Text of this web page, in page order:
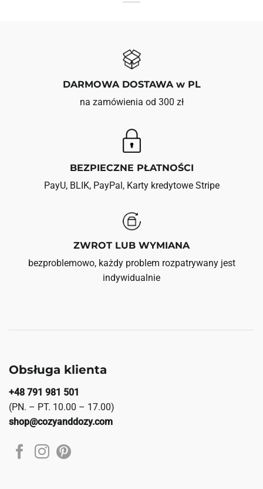
DARMOWA DOSTAWA w PL
na zamówienia od 300 zł
BEZPIECZNE PŁATNOŚCI
PayU, BLIK, PayPal, Karty kredytowe Stripe
ZWROT LUB WYMIANA
bezproblemowo, każdy problem rozpatrywany jest
indywidualnie
Obsługa klienta
+48 791 981 501
(PN. – PT. 10.00 – 17.00)
shop@cozyanddozy.com